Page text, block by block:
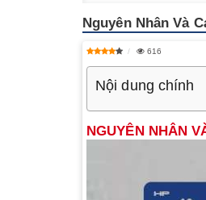
Nguyên Nhân Và
616
Nội dung chính
NGUYÊN NHÂN